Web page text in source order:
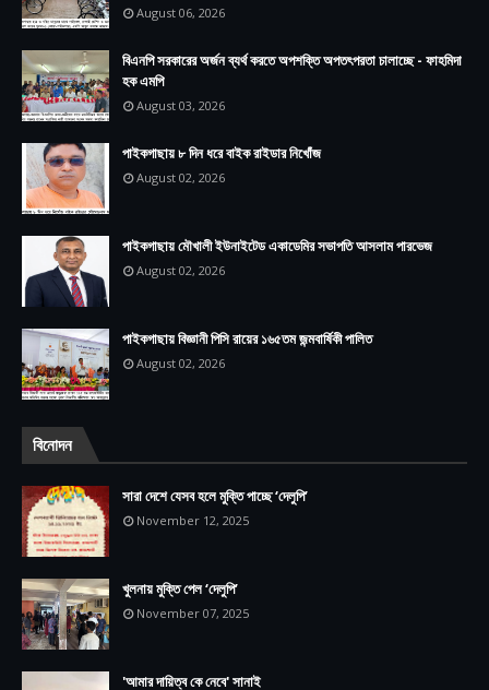
August 06, 2026
বিএনপি সরকারের অর্জন ব্যর্থ করতে অপশক্তি অপতৎপরতা চালাচ্ছে - ফাহমিদা
হক এমপি
August 03, 2026
পাইকগাছায় ৮ দিন ধরে বাইক রাইডার নিখোঁজ
August 02, 2026
পাইকগাছায় মৌখালী ইউনাইটেড একাডেমির সভাপতি আসলাম পারভেজ
August 02, 2026
পাইকগাছায় বিজ্ঞানী পিসি রায়ের ১৬৫তম জন্মবার্ষিকী পালিত
August 02, 2026
বিনোদন
সারা দেশে যেসব হলে মুক্তি পাচ্ছে ‘দেলুপি’
November 12, 2025
খুলনায় মুক্তি পেল ‘দেলুপি’
November 07, 2025
'আমার দায়িত্ব কে নেবে' সানাই